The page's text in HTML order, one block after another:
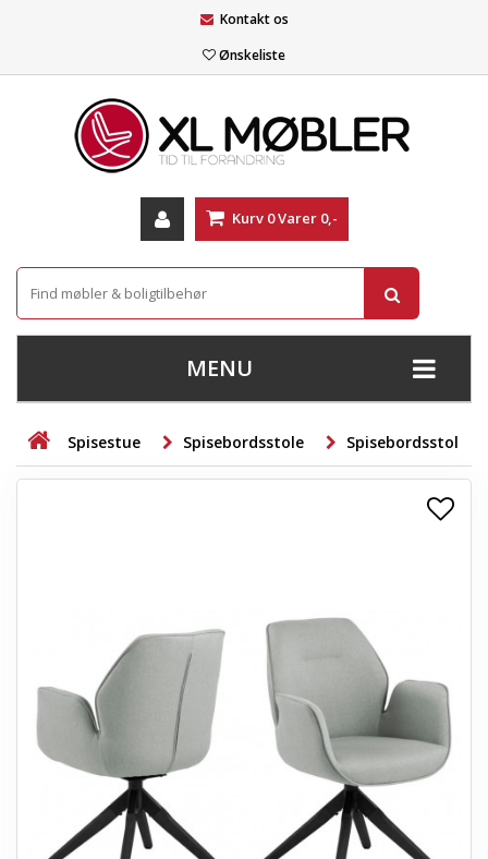
Kontakt os
Ønskeliste
Kurv 0Varer 0,-
MENU
+
STUE
+
+
+
LAMPER
+
ENTREMØBLER
HAVEMØBLER
OUTLET
Spisestue Spisebordsstole Spisebordsstol